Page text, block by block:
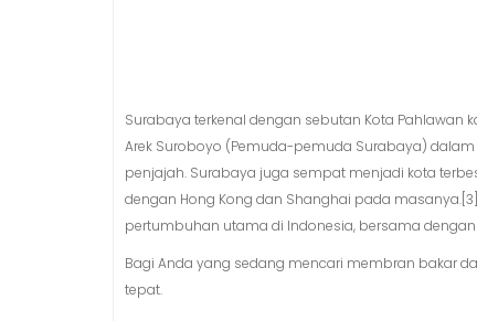
Surabaya terkenal dengan sebutan Kota
Arek Suroboyo (Pemuda-pemuda Surabaya)
penjajah. Surabaya juga sempat menjadi kota
dengan Hong Kong dan Shanghai pada
pertumbuhan utama di Indonesia, bersama dengan
Bagi Anda yang sedang mencari membran bakar
tepat.